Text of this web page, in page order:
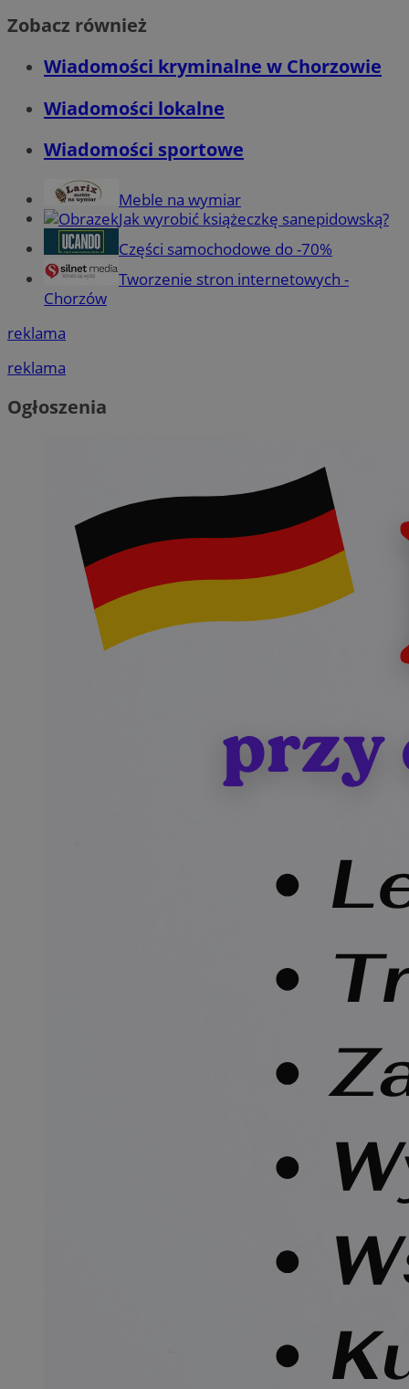
Zobacz również
Wiadomości kryminalne w Chorzowie
Wiadomości lokalne
Wiadomości sportowe
Meble na wymiar
Jak wyrobić książeczkę sanepidowską?
Części samochodowe do -70%
Tworzenie stron internetowych -
Chorzów
reklama
reklama
Ogłoszenia